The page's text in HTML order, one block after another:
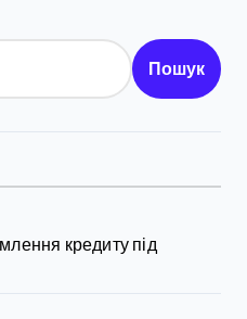
Пошук
кредиту під